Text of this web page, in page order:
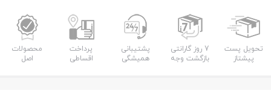
تحویل پست
پیشتاز
7 روز گارانتی
بازگشت وجه
پشتیبانی
همیشگی
پرداخت
اقساطی
محصولات
اصل